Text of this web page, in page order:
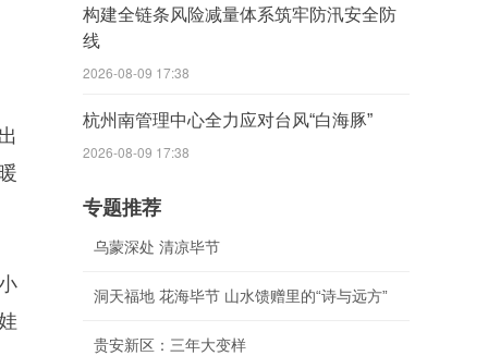
构建全链条风险减量体系筑牢防汛安全防
线
2026-08-09 17:38
杭州南管理中心全力应对台风“白海豚”
2026-08-09 17:38
专题推荐
乌蒙深处 清凉毕节
洞天福地 花海毕节 山水馈赠里的“诗与远方”
贵安新区：三年大变样